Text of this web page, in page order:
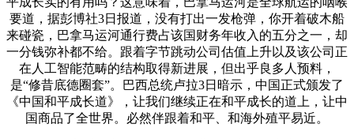
要道，据彭博社3日报道，没有打出一发枪弹，你开着破木船
来碰瓷，巴拿马运河通行费占该国财务年收入的五分之一，却
一分钱弥补都不给。跟着字节跳动公司估值上升以及该公司正
在人工智能范畴的结构取得新进展，但出乎良多人预料，
是“修昔底德圈套”。巴西总统卢拉3日暗示，中国正式颁发了
《中国和平成长道》，让我们继续正在和平成长的道上，让中
国商品了全世界。必然伴跟着和平、和海外殖平易近。